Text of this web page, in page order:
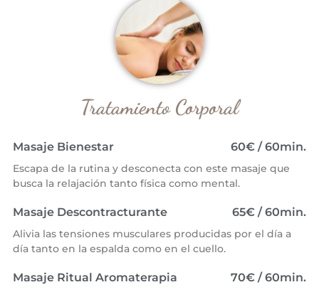
Tratamiento Corporal
Masaje Bienestar 60€ / 60min.
Escapa de la rutina y desconecta con este masaje que
busca la relajación tanto física como mental.
Masaje Descontracturante 65€ / 60min.
Alivia las tensiones musculares producidas por el día a
día tanto en la espalda como en el cuello.
Masaje Ritual Aromaterapia 70€ / 60min.